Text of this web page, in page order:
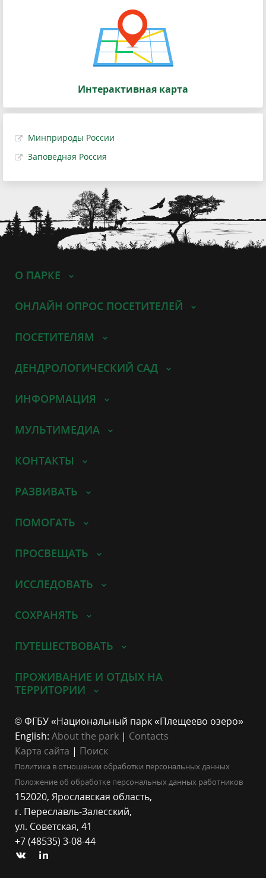
Интерактивная карта
Минприроды России
Заповедная Россия
О ПАРКЕ
ОНЛАЙН ОПРОС ПОСЕТИТЕЛЕЙ
ПОСЕТИТЕЛЯМ
ДЕНДРОЛОГИЧЕСКИЙ САД
ИНФОРМАЦИЯ
МУЛЬТИМЕДИА
КОНТАКТЫ
РАЗВИВАТЬ
ПОМОГАТЬ
ПРОСВЕЩАТЬ
ИССЛЕДОВАТЬ
СОХРАНЯТЬ
ПУТЕШЕСТВОВАТЬ
ПРОЖИВАНИЕ И ОТДЫХ НА
ТЕРРИТОРИИ
© ФГБУ «Национальный парк «Плещеево озеро»
English: About the park | Contacts
Карта сайта | Поиск
Политика в отношении обработки персональных данных
Положение об обработке персональных данных работников
152020, Ярославская область,
г. Переславль-Залесский,
ул. Советская, 41
+7 (48535) 3-08-44